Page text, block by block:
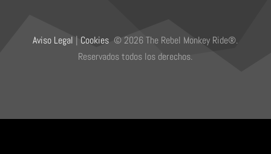
Aviso Legal | Cookies © 2026The Rebel Monkey Ride®.
Reservados todos los derechos.